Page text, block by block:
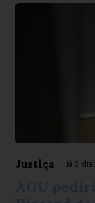
Justiça Há 2